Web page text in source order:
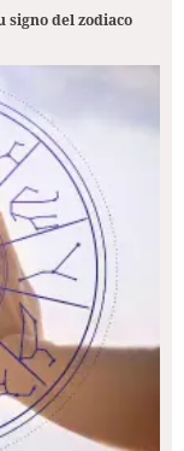
signo del zodiaco